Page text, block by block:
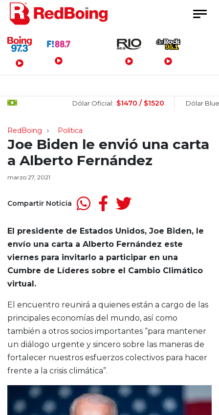
Menú Principal
Dólar Oficial: $1470 / $1520 Dólar Blue:
RedBoing Política
Joe Biden le envió una carta
a Alberto Fernández
marzo 27, 2021
Compartir Noticia
El presidente de Estados Unidos, Joe Biden, le
envío una carta a Alberto Fernández este
viernes para invitarlo a participar en una
Cumbre de Líderes sobre el Cambio Climático
virtual.
El encuentro reunirá a quienes están a cargo de las
principales economías del mundo, así como
también a otros socios importantes “para mantener
un diálogo urgente y sincero sobre las maneras de
fortalecer nuestros esfuerzos colectivos para hacer
frente a la crisis climática”.